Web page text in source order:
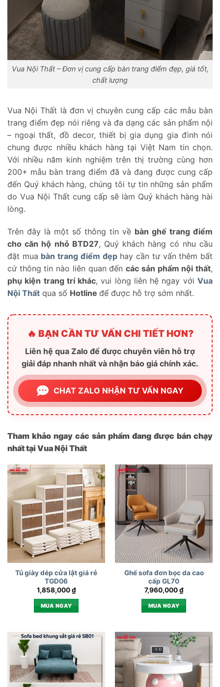
Vua Nội Thất – Đơn vị cung cấp bàn trang điểm đẹp, giá tốt,
chất lượng
Vua Nội Thất là đơn vị chuyên cung cấp các mẫu bàn
trang điểm đẹp nói riêng và đa dạng các sản phẩm nội
– ngoại thất, đồ decor, thiết bị gia dụng gia đình nói
chung được nhiều khách hàng tại Việt Nam tin chọn.
Với nhiều năm kinh nghiệm trên thị trường cùng hơn
200+ mẫu bàn trang điểm đã và đang được cung cấp
đến Quý khách hàng, chúng tôi tự tin những sản phẩm
do Vua Nội Thất cung cấp sẽ làm Quý khách hàng hài
lòng.
Trên đây là một số thông tin về bàn ghế trang điểm
cho căn hộ nhỏ BTD27, Quý khách hàng có nhu cầu
đặt mua bàn trang điểm đẹphay cần tư vấn thêm bất
cứ thông tin nào liên quan đếncác sản phẩm nội thất,
phụ kiện trang trí khác, vui lòng liên hệ ngay vớiVua
Nội Thất qua số Hotline để được hỗ trợ sớm nhất.
🔥 BẠN CẦN TƯ VẤN CHI TIẾT HƠN?
Liên hệ qua Zalo để được chuyên viên hỗ trợ
giải đáp nhanh nhất và nhận báo giá chính xác.
CHAT ZALO NHẬN TƯ VẤN NGAY
Tham khảo ngay các sản phẩm đang được bán chạy
nhất tại Vua Nội Thất
Tủ giày dép cửa lật giá rẻ
TGD06
1,858,000₫
MUA NGAY
Ghế sofa đơn bọc da cao
cấp GL70
7,960,000₫
MUA NGAY